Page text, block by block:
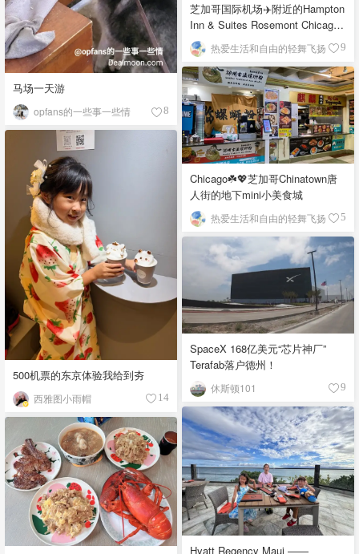
马场一天游
opfans的一些事一些情 8
芝加哥国际机场✈️附近的Hampton
Inn & Suites Rosemont Chicago
O'Hare自助早餐
热爱生活和自由的轻舞飞扬 9
Chicago☘️💖芝加哥Chinatown唐
人街的地下mini小美食城
热爱生活和自由的轻舞飞扬 5
500机票的东京体验我给到夯
西雅图小雨帽 14
SpaceX 168亿美元“芯片神厂”
Terafab落户德州！
休斯顿101 9
Hyatt Regency Maui ——